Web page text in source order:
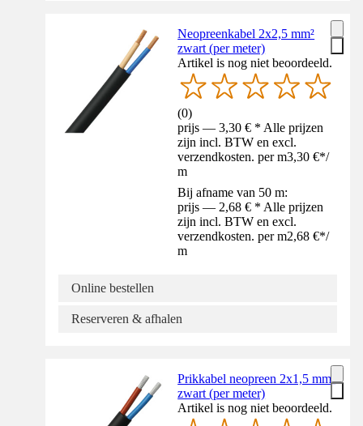
Neopreenkabel 2x2,5 mm²
zwart (per meter)
Artikel is nog niet beoordeeld.
(0)
prijs — 3,30 € * Alle prijzen
zijn incl. BTW en excl.
verzendkosten. per m3,30 €*/
m
Bij afname van 50 m:
prijs — 2,68 € * Alle prijzen
zijn incl. BTW en excl.
verzendkosten. per m2,68 €*/
m
Online bestellen
Reserveren & afhalen
Prikkabel neopreen 2x1,5 mm²
zwart (per meter)
Artikel is nog niet beoordeeld.